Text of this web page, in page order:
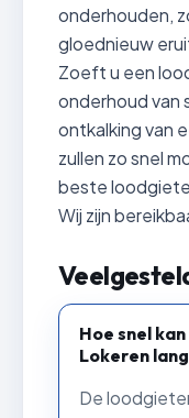
onderhouden,
gloednieuw
Zoeft u een
onderhoud van
ontkalking van
zullen zo snel
beste
Wij zijn
Hoe snel
Lokeren
De